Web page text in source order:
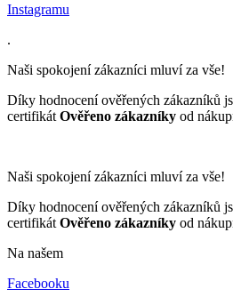
Instagramu
.
Naši spokojení zákazníci mluví za vše!
Díky hodnocení ověřených zákazníků
certifikát Ověřeno zákazníky od
Naši spokojení zákazníci mluví za vše!
Díky hodnocení ověřených zákazníků
certifikát Ověřeno zákazníky od
Na našem
Facebooku